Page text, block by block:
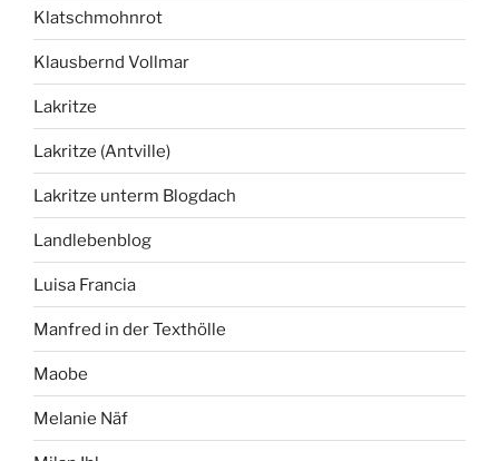
Klatschmohnrot
Klausbernd Vollmar
Lakritze
Lakritze (Antville)
Lakritze unterm Blogdach
Landlebenblog
Luisa Francia
Manfred in der Texthölle
Maobe
Melanie Näf